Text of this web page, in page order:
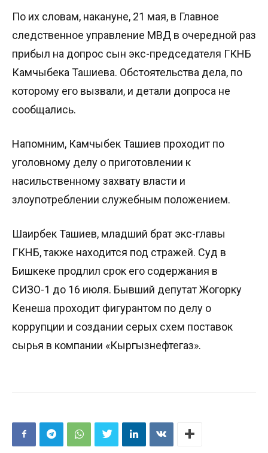
По их словам, накануне, 21 мая, в Главное
следственное управление МВД в очередной раз
прибыл на допрос сын экс-председателя ГКНБ
Камчыбека Ташиева. Обстоятельства дела, по
которому его вызвали, и детали допроса не
сообщались.
Напомним, Камчыбек Ташиев проходит по
уголовному делу о приготовлении к
насильственному захвату власти и
злоупотреблении служебным положением.
Шаирбек Ташиев, младший брат экс-главы
ГКНБ, также находится под стражей. Суд в
Бишкеке продлил срок его содержания в
СИЗО-1 до 16 июля. Бывший депутат Жогорку
Кенеша проходит фигурантом по делу о
коррупции и создании серых схем поставок
сырья в компании «Кыргызнефтегаз».